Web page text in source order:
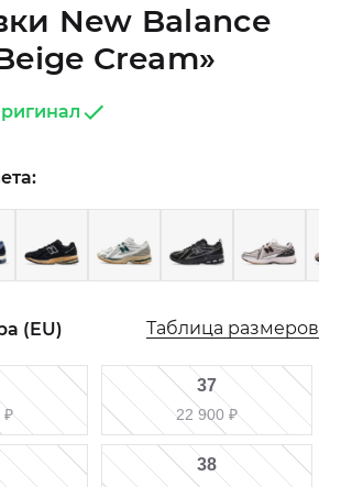
New Balance
Cream»
(EU) Таблица размеров
₽
37
22 900 ₽
38